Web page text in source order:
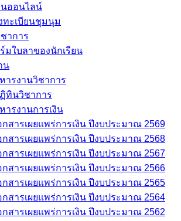
นออนไลน์
ทะเบียนชุมนุม
าการ
มใบลาของนักเรียน
น
ารงานวิชาการ
ทินวิชาการ
ารงานการเงิน
กสารเผยแพร่การเงิน ปีงบประมาณ 2569
กสารเผยแพร่การเงิน ปีงบประมาณ 2568
กสารเผยแพร่การเงิน ปีงบประมาณ 2567
กสารเผยแพร่การเงิน ปีงบประมาณ 2566
กสารเผยแพร่การเงิน ปีงบประมาณ 2565
กสารเผยแพร่การเงิน ปีงบประมาณ 2564
กสารเผยแพร่การเงิน ปีงบประมาณ 2562